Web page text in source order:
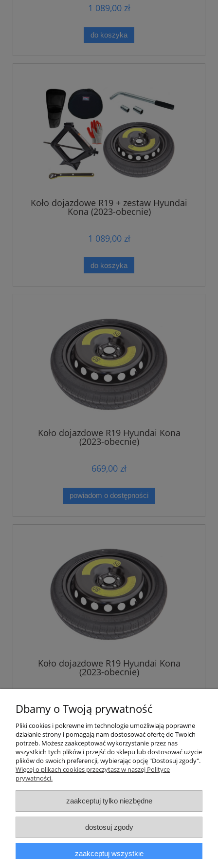
1 089,00 zł
do koszyka
Koło dojazdowe R19 + zestaw Hyundai
Kona (2023-obecnie)
1 089,00 zł
do koszyka
Koło dojazdowe R19 Hyundai Kona
(2023-obecnie)
669,00 zł
powiadom o dostępności
Koło dojazdowe R19 Hyundai Kona
(2023-obecnie)
do koszyka
Pomoc
Informacje
Moje konto
Płatności i dostawa
Dbamy o Twoją prywatność
Pliki cookies i pokrewne im technologie umożliwiają poprawne
działanie strony i pomagają nam dostosować ofertę do Twoich
potrzeb. Możesz zaakceptować wykorzystanie przez nas
wszystkich tych plików i przejść do sklepu lub dostosować użycie
plików do swoich preferencji, wybierając opcję "Dostosuj zgody".
Więcej o plikach cookies przeczytasz w naszej Polityce
prywatności.
zaakceptuj tylko niezbędne
dostosuj zgody
zaakceptuj wszystkie